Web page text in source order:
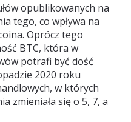
opublikowanych na
tego, co wpływa na
Oprócz tego
BTC, która w
potrafi być dość
2020 roku
w których
zmieniała się o 5, 7, a